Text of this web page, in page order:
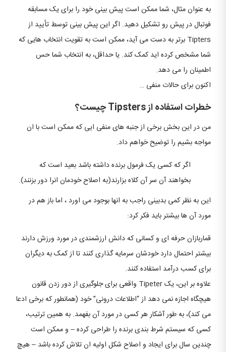
به عنوان مثال، شما ممکن است پیش بینی خود را برای یک مسابقه
فوتبال در پیش رو تشکیل دهید. اگر این پیش بینی توسط تأیید از
Tipters برتر به دست می آید، ممکن است به تقویت انتخاب هایی که
شما مشخص کرده اید کمک کند. یا حداقل، به انتخاب شما حس
اطمینان را می دهد.
اکنون برای حالات منفی …
خطرات استفاده از Tipsters چیست؟
من در این بخش برخی از جنبه های منفی ایی که ممکن است با ان
مواجه بشیم را توضیح خواهم داد.
اگر که کسی یک فرمول برنده داشته باشد بعید است که
بخواهند آن سر آن کلاه بزارند(به اصلاح خودمان انرا دور بزنند).
این به نظر کمی بدبینی راجب به انها بوجود می اورد ، اما باز هم در
مورد آن ها بیشتر باید فکر کرد:
قماربازان حرفه ای و کسانی که دانش ارزشمندی در مورد ورزش دارند
بیشتر احتمال دارد خودشان سرمایه گذاری کنند تا از کمک به دیگران
برای کسب درآمد استفاده کنند.
علاوه بر این، یک Tipeter واقعی برای جلوگیری از دور زدن قانون
هیچگاه اجازه نمی دهد از “اطلاعات درونی” خود (همانطور که برخی ادعا
می کند)، به طور آشکار هر کسی در مورد آن بفهمد. به همین ترتیب،
کسی که سیستم شرط بندی برنده را طراحی کرده – و ممکن است
چندین سال برای ایجاد و اصلاح شکل اولیه ان تلاش کرده باشد – هیچ